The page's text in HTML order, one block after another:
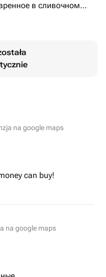
фисташковая паста
перед соблазном
в одном вкусе —
с
ванильными
клубничная
фирменной
na google maps
can buy!
na google maps